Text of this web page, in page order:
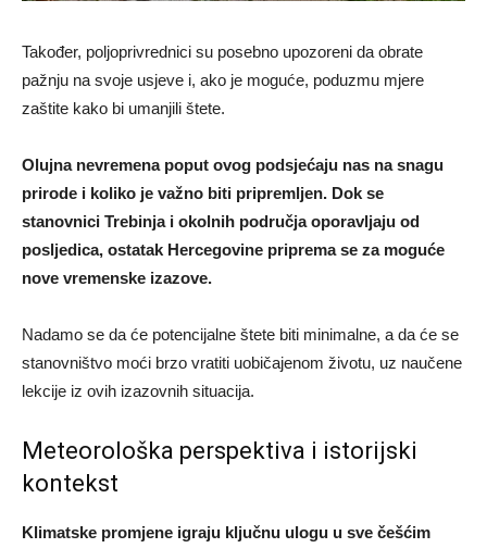
Također, poljoprivrednici su posebno upozoreni da obrate
pažnju na svoje usjeve i, ako je moguće, poduzmu mjere
zaštite kako bi umanjili štete.
Olujna nevremena poput ovog podsjećaju nas na snagu
prirode i koliko je važno biti pripremljen. Dok se
stanovnici Trebinja i okolnih područja oporavljaju od
posljedica, ostatak Hercegovine priprema se za moguće
nove vremenske izazove.
Nadamo se da će potencijalne štete biti minimalne, a da će se
stanovništvo moći brzo vratiti uobičajenom životu, uz naučene
lekcije iz ovih izazovnih situacija.
Meteorološka perspektiva i istorijski
kontekst
Klimatske promjene igraju ključnu ulogu u sve češćim